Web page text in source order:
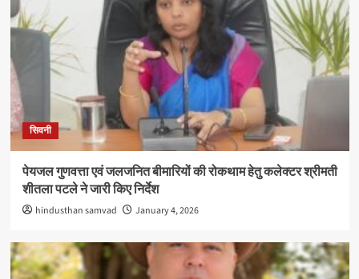
सिवनी
पेयजल गुणवत्ता एवं जलजनित बीमारियों की रोकथाम हेतु कलेक्टर श्रीमती
शीतला पटले ने जारी किए निर्देश
hindusthan samvad January 4, 2026